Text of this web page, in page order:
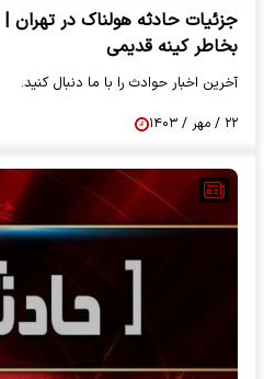
بخاطر کینه قدیمی
آخرین اخبار حوادث را با ما دنبال کنید.
۲۲ / مهر / ۱۴۰۳